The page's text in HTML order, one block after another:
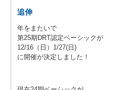
追伸
年をまたいで
第25期DRT認定ベーシックが
12/16（日）1/27(日)
に開催が決定しました！